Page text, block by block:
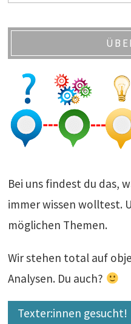
Bei uns findest du das,
immer wissen wolltest.
möglichen Themen.
Wir stehen total auf
Analysen. Du auch?
Texter:innen gesucht!